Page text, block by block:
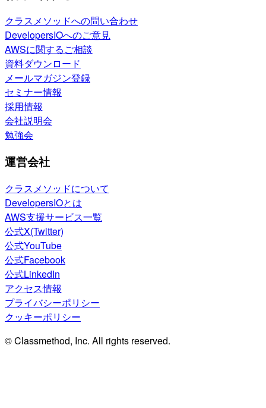
クラスメソッドへの問い合わせ
DevelopersIOへのご意見
AWSに関するご相談
資料ダウンロード
メールマガジン登録
セミナー情報
採用情報
会社説明会
勉強会
運営会社
クラスメソッドについて
DevelopersIOとは
AWS支援サービス一覧
公式X(Twitter)
公式YouTube
公式Facebook
公式LinkedIn
アクセス情報
プライバシーポリシー
クッキーポリシー
© Classmethod, Inc. All rights reserved.